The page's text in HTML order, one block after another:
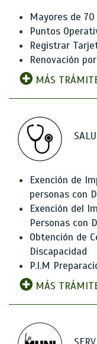
Mayores de 70
Puntos
Registrar
Renovación
MÁS
Exención de
personas con
Exención del
Personas con
Obtención de
Discapacidad
P.I.M
MÁS